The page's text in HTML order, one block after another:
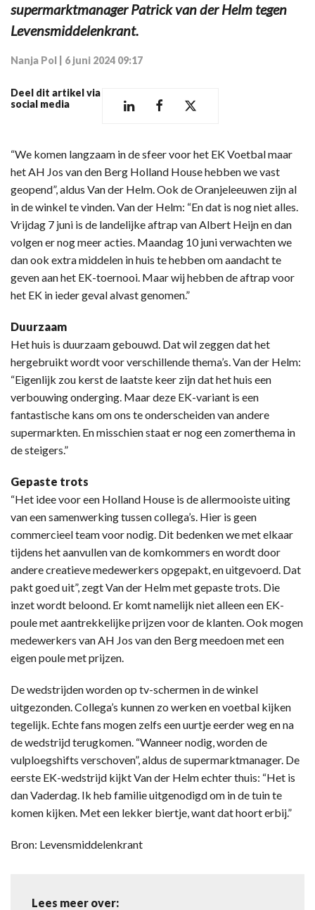
supermarktmanager Patrick van der Helm tegen
Levensmiddelenkrant.
Nanja Pol 6 juni 2024 09:17
Deel dit artikel via
social media
“We komen langzaam in de sfeer voor het EK Voetbal maar
het AH Jos van den Berg Holland House hebben we vast
geopend”, aldus Van der Helm. Ook de Oranjeleeuwen zijn al
in de winkel te vinden. Van der Helm: “En dat is nog niet alles.
Vrijdag 7 juni is de landelijke aftrap van Albert Heijn en dan
volgen er nog meer acties. Maandag 10 juni verwachten we
dan ook extra middelen in huis te hebben om aandacht te
geven aan het EK-toernooi. Maar wij hebben de aftrap voor
het EK in ieder geval alvast genomen.”
Duurzaam
Het huis is duurzaam gebouwd. Dat wil zeggen dat het
hergebruikt wordt voor verschillende thema’s. Van der Helm:
“Eigenlijk zou kerst de laatste keer zijn dat het huis een
verbouwing onderging. Maar deze EK-variant is een
fantastische kans om ons te onderscheiden van andere
supermarkten. En misschien staat er nog een zomerthema in
de steigers.”
Gepaste trots
“Het idee voor een Holland House is de allermooiste uiting
van een samenwerking tussen collega’s. Hier is geen
commercieel team voor nodig. Dit bedenken we met elkaar
tijdens het aanvullen van de komkommers en wordt door
andere creatieve medewerkers opgepakt, en uitgevoerd. Dat
pakt goed uit”, zegt Van der Helm met gepaste trots. Die
inzet wordt beloond. Er komt namelijk niet alleen een EK-
poule met aantrekkelijke prijzen voor de klanten. Ook mogen
medewerkers van AH Jos van den Berg meedoen met een
eigen poule met prijzen.
De wedstrijden worden op tv-schermen in de winkel
uitgezonden. Collega’s kunnen zo werken en voetbal kijken
tegelijk. Echte fans mogen zelfs een uurtje eerder weg en na
de wedstrijd terugkomen. “Wanneer nodig, worden de
vulploegshifts verschoven”, aldus de supermarktmanager. De
eerste EK-wedstrijd kijkt Van der Helm echter thuis: “Het is
dan Vaderdag. Ik heb familie uitgenodigd om in de tuin te
komen kijken. Met een lekker biertje, want dat hoort erbij.”
Bron: Levensmiddelenkrant
Lees meer over: